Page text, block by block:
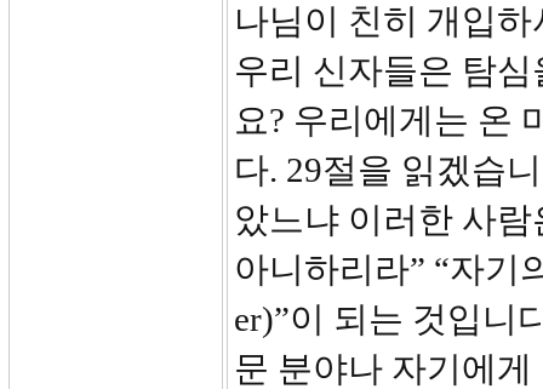
나님이 친히 개입
우리 신자들은 탐
요? 우리에게는 온
다. 29절을 읽겠습
았느냐 이러한 사
아니하리라” “자기
er)”이 되는 것입니
문 분야나 자기에